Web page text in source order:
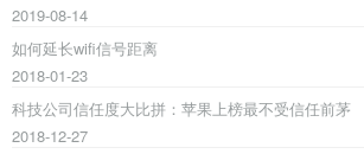
2019-08-14
如何延长wifi信号距离
2018-01-23
科技公司信任度大比拼：苹果上榜最不受信任前茅
2018-12-27